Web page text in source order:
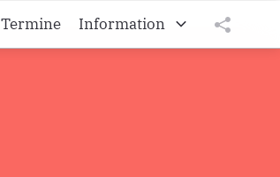
Termine
Information